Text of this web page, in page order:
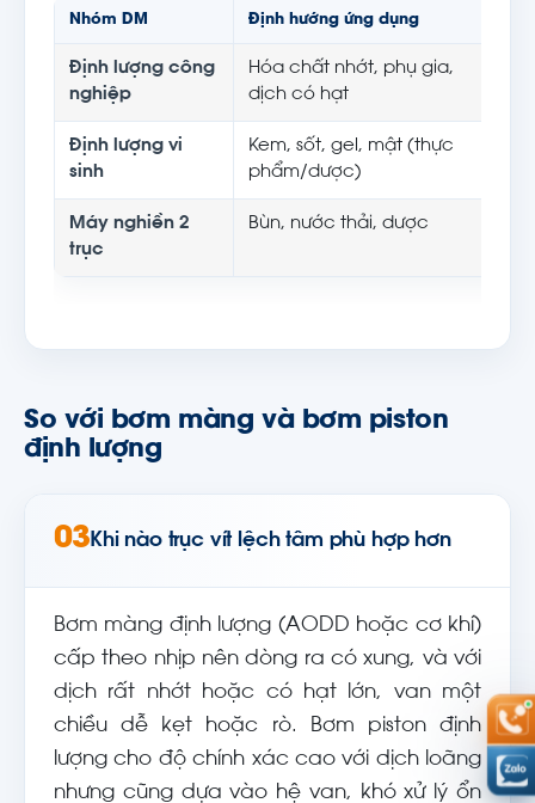
Nhóm DM Định hướng ứng dụng
Định lượng công
nghiệp
Hóa chất nhớt, phụ gia,
dịch có hạt
Định lượng vi
sinh
Kem, sốt, gel, mật (thực
phẩm/dược)
Máy nghiền 2
trục
Bùn, nước thải, dược
So với bơm màng và bơm piston
định lượng
03Khi nào trục vít lệch tâm phù hợp hơn
Bơm màng định lượng (AODD hoặc cơ khí)
cấp theo nhịp nên dòng ra có xung, và với
dịch rất nhớt hoặc có hạt lớn, van một
chiều dễ kẹt hoặc rò. Bơm piston định
lượng cho độ chính xác cao với dịch loãng
nhưng cũng dựa vào hệ van, khó xử lý ổn